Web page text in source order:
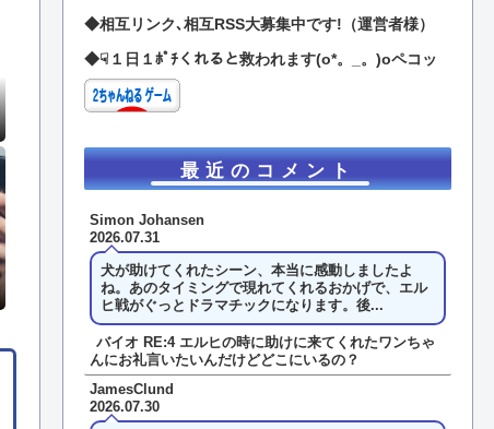
◆相互リンク､相互RSS大募集中です!（運営者様）
◆☟１日１ﾎﾟﾁくれると救われます(o*。_。)oペコッ
最近のコメント
Simon Johansen
2026.07.31
犬が助けてくれたシーン、本当に感動しましたよ
ね。あのタイミングで現れてくれるおかげで、エル
ヒ戦がぐっとドラマチックになります。後...
バイオ RE:4 エルヒの時に助けに来てくれたワンちゃ
んにお礼言いたいんだけどどこにいるの？
JamesClund
2026.07.30